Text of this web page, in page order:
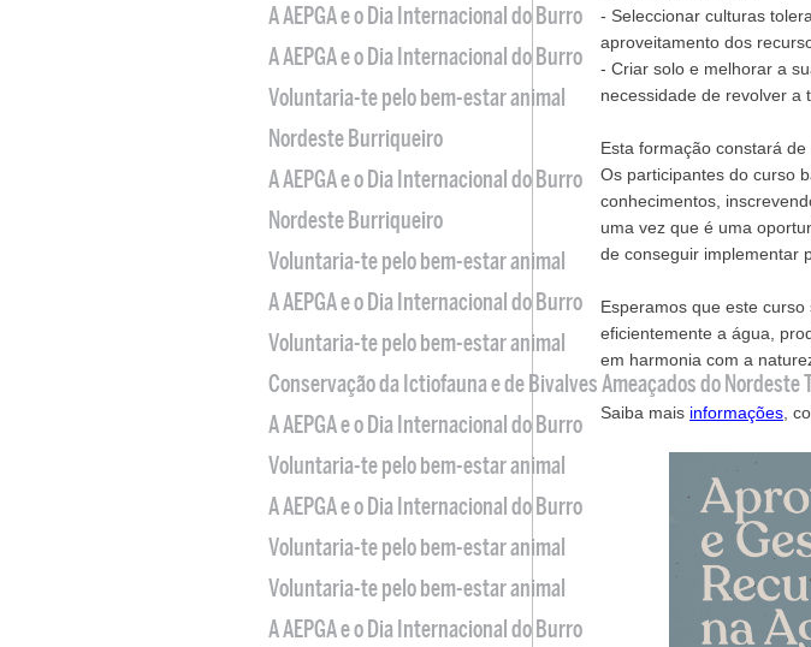
- Seleccionar culturas
aproveitamento dos
- Criar solo e melhorar a
necessidade de revolver a
Esta formação constará
Os participantes do curso
conhecimentos,
uma vez que é uma
de conseguir implementar
Esperamos que este
eficientemente a água,
em harmonia com a
Saiba mais informações ,
A AEPGA e o Dia Internacional do Burro
A AEPGA e o Dia Internacional do Burro
Voluntaria-te pelo bem-estar animal
Nordeste Burriqueiro
A AEPGA e o Dia Internacional do Burro
Nordeste Burriqueiro
Voluntaria-te pelo bem-estar animal
A AEPGA e o Dia Internacional do Burro
Voluntaria-te pelo bem-estar animal
Conservação da Ictiofauna e de Bivalves Ameaçados do
A AEPGA e o Dia Internacional do Burro
Voluntaria-te pelo bem-estar animal
A AEPGA e o Dia Internacional do Burro
Voluntaria-te pelo bem-estar animal
Voluntaria-te pelo bem-estar animal
A AEPGA e o Dia Internacional do Burro